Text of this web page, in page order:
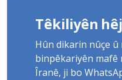
Têkiliyên
Hûn dikarin nûçe
binpêkariyên mafê
Îranê, ji bo